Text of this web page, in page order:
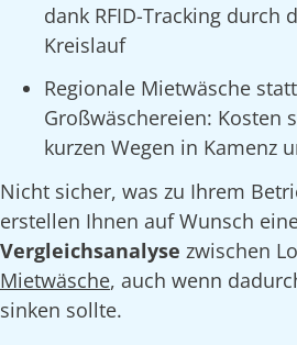
dank RFID-Tracking durch
Kreislauf
Regionale Mietwäsche
Großwäschereien: Kosten
kurzen Wegen in Kamenz
Nicht sicher, was zu Ihrem
erstellen Ihnen auf Wunsch
Vergleichsanalyse zwischen
Mietwäsche, auch wenn
sinken sollte.